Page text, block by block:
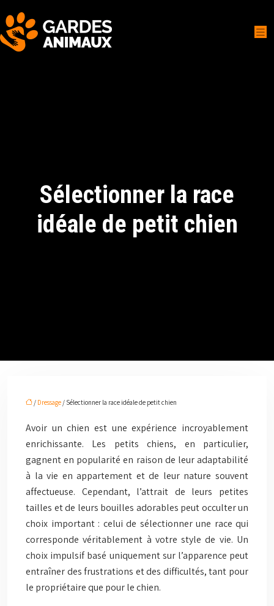
Sélectionner la race
idéale de petit chien
/ Dressage / Sélectionner la race idéale de petit chien
Avoir un chien est une expérience incroyablement
enrichissante. Les petits chiens, en particulier,
gagnent en popularité en raison de leur adaptabilité
à la vie en appartement et de leur nature souvent
affectueuse. Cependant, l’attrait de leurs petites
tailles et de leurs bouilles adorables peut occulter un
choix important : celui de sélectionner une race qui
corresponde véritablement à votre style de vie. Un
choix impulsif basé uniquement sur l’apparence peut
entraîner des frustrations et des difficultés, tant pour
le propriétaire que pour le chien.